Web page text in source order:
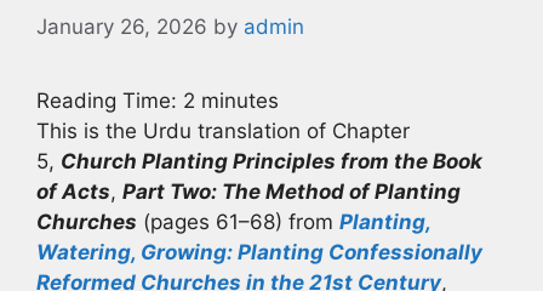
January 26, 2026 by admin
Reading Time: 2 minutes
This is the Urdu translation of Chapter
5, Church Planting Principles from the Book
of Acts, Part Two: The Method of Planting
Churches (pages 61–68) from Planting,
Watering, Growing: Planting Confessionally
Reformed Churches in the 21st Century,